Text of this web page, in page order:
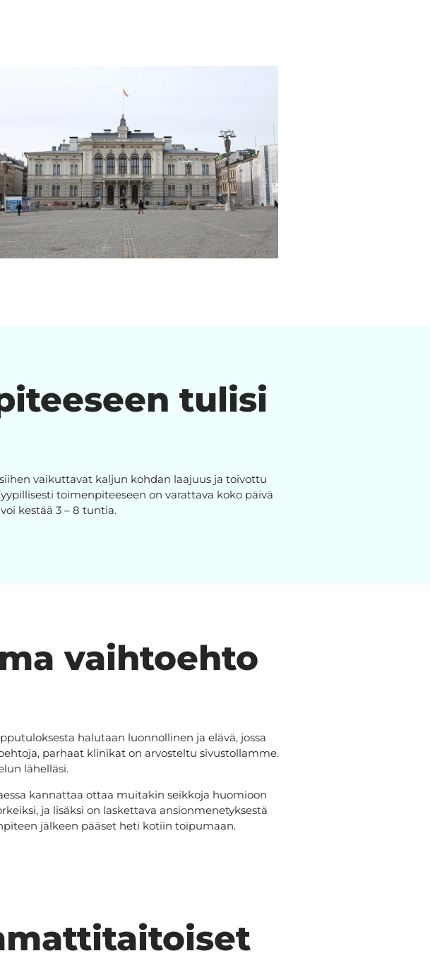
tulisi
vaikuttavat kaljun kohdan laajuus ja toivottu
toimenpiteeseen on varattava koko päivä
kestää 3 – 8 tuntia.
vaihtoehto
halutaan luonnollinen ja elävä, jossa
parhaat klinikat on arvosteltu sivustollamme.
lähelläsi.
kannattaa ottaa muitakin seikkoja huomioon
ja lisäksi on laskettava ansionmenetyksestä
jälkeen pääset heti kotiin toipumaan.